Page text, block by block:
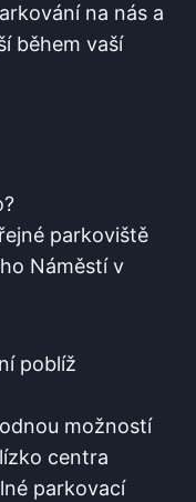
na nás a‍
během vaší
parkoviště
Náměstí v
poblíž
možností
centra
⁣parkovací